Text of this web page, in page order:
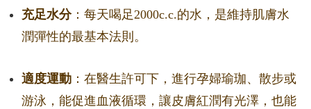
充足水分：每天喝足2000c.c.的水，是維持肌膚水
潤彈性的最基本法則。
適度運動 ：在醫生許可下，進行孕婦瑜珈、散步或
游泳，能促進血液循環，讓皮膚紅潤有光澤，也能